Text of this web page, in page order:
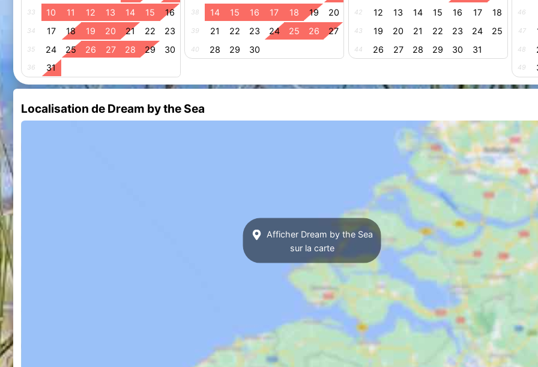
33 10 11 12 13 14 15 16
34 17 18 19 20 21 22 23
35 24 25 26 27 28 29 30
36 31
38 14 15 16 17 18 19 20
39 21 22 23 24 25 26 27
40 28 29 30
42 12 13 14 15 16 17 18
43 19 20 21 22 23 24 25
44 26 27 28 29 30 31
46
47
48
49
Localisation de Dream by the Sea
Afficher Dream by the Sea
sur la carte